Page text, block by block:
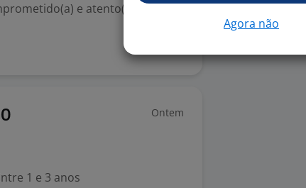
e atento(a) aos
Ontem
1 e 3 anos
Agora não